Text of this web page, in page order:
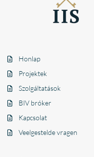
Honlap
Projektek
Szolgáltatások
BIV bróker
Kapcsolat
Veelgestelde vragen